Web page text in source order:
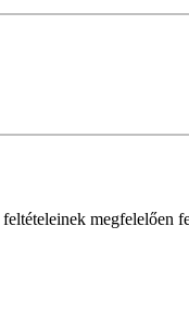
feltételeinek megfelelően